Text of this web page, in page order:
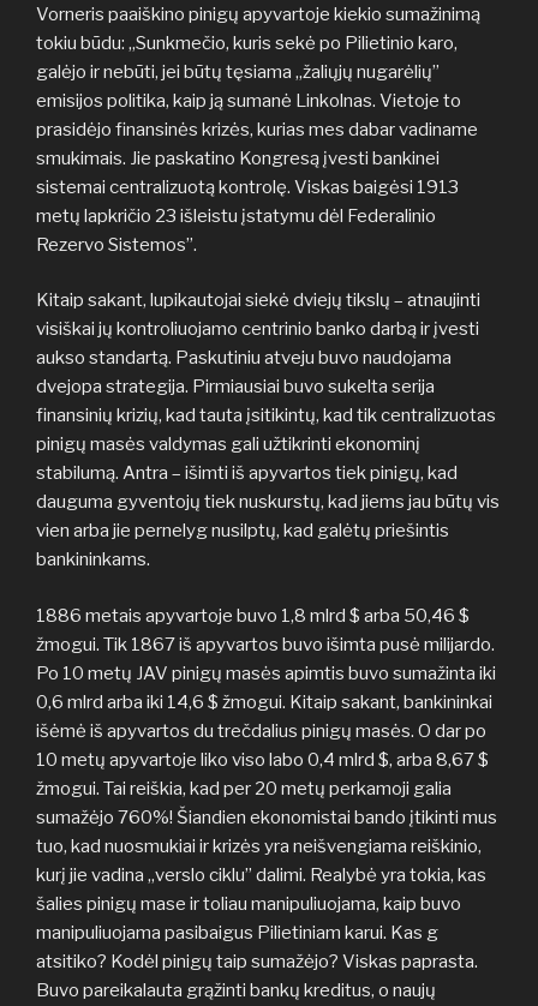
Vorneris paaiškino pinigų apyvartoje kiekio sumažinimą
tokiu būdu: „Sunkmečio, kuris sekė po Pilietinio karo,
galėjo ir nebūti, jei būtų tęsiama „žaliųjų nugarėlių”
emisijos politika, kaip ją sumanė Linkolnas. Vietoje to
prasidėjo finansinės krizės, kurias mes dabar vadiname
smukimais. Jie paskatino Kongresą įvesti bankinei
sistemai centralizuotą kontrolę. Viskas baigėsi 1913
metų lapkričio 23 išleistu įstatymu dėl Federalinio
Rezervo Sistemos”.
Kitaip sakant, lupikautojai siekė dviejų tikslų – atnaujinti
visiškai jų kontroliuojamo centrinio banko darbą ir įvesti
aukso standartą. Paskutiniu atveju buvo naudojama
dvejopa strategija. Pirmiausiai buvo sukelta serija
finansinių krizių, kad tauta įsitikintų, kad tik centralizuotas
pinigų masės valdymas gali užtikrinti ekonominį
stabilumą. Antra – išimti iš apyvartos tiek pinigų, kad
dauguma gyventojų tiek nuskurstų, kad jiems jau būtų vis
vien arba jie pernelyg nusilptų, kad galėtų priešintis
bankininkams.
1886 metais apyvartoje buvo 1,8 mlrd $ arba 50,46 $
žmogui. Tik 1867 iš apyvartos buvo išimta pusė milijardo.
Po 10 metų JAV pinigų masės apimtis buvo sumažinta iki
0,6 mlrd arba iki 14,6 $ žmogui. Kitaip sakant, bankininkai
išėmė iš apyvartos du trečdalius pinigų masės. O dar po
10 metų apyvartoje liko viso labo 0,4 mlrd $, arba 8,67 $
žmogui. Tai reiškia, kad per 20 metų perkamoji galia
sumažėjo 760%! Šiandien ekonomistai bando įtikinti mus
tuo, kad nuosmukiai ir krizės yra neišvengiama reiškinio,
kurį jie vadina „verslo ciklu” dalimi. Realybė yra tokia, kas
šalies pinigų mase ir toliau manipuliuojama, kaip buvo
manipuliuojama pasibaigus Pilietiniam karui. Kas g
atsitiko? Kodėl pinigų taip sumažėjo? Viskas paprasta.
Buvo pareikalauta grąžinti bankų kreditus, o naujų